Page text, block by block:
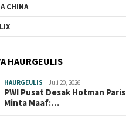
CHINA
HAURGEULIS
HAURGEULIS Juli 20, 2026
PWI Pusat Desak Hotman Paris
Minta Maaf:…